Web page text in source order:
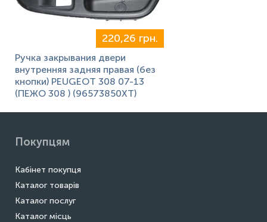
220,26 грн.
Ручка закрывания двери
внутренняя задняя правая (без
кнопки) PEUGEOT 308 07-13
(ПЕЖО 308 ) (96573850XT)
Покупцям
Кабінет покупця
Каталог товарів
Каталог послуг
Каталог місць